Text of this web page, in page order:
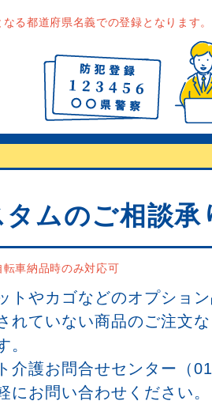
る都道府県名義での登録となります。
タムのご相談承
車納品時のみ対応可
トやカゴなどのオプショ
れていない商品のご注文
。
介護お問合せセンター（
にお問い合わせください。